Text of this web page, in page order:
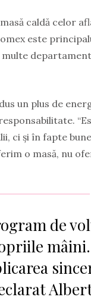
caldă celor
este
un plus de
ci și în fapte
o masă, nu
de